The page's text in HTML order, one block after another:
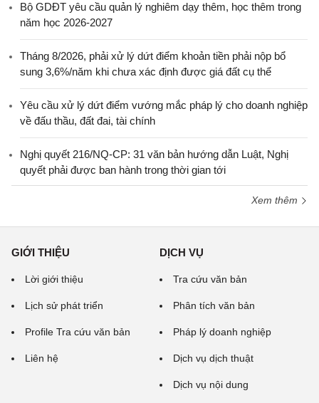
Bộ GDĐT yêu cầu quản lý nghiêm dạy thêm, học thêm trong
năm học 2026-2027
Tháng 8/2026, phải xử lý dứt điểm khoản tiền phải nộp bổ
sung 3,6%/năm khi chưa xác định được giá đất cụ thể
Yêu cầu xử lý dứt điểm vướng mắc pháp lý cho doanh nghiệp
về đấu thầu, đất đai, tài chính
Nghị quyết 216/NQ-CP: 31 văn bản hướng dẫn Luật, Nghị
quyết phải được ban hành trong thời gian tới
Xem thêm
GIỚI THIỆU
Lời giới thiệu
Lịch sử phát triển
Profile Tra cứu văn bản
Liên hệ
DỊCH VỤ
Tra cứu văn bản
Phân tích văn bản
Pháp lý doanh nghiệp
Dịch vụ dịch thuật
Dịch vụ nội dung